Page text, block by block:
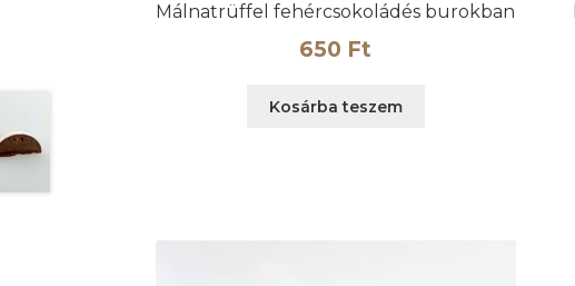
Málnatrüffel fehércsokoládés burokban
650 Ft
Kosárba teszem